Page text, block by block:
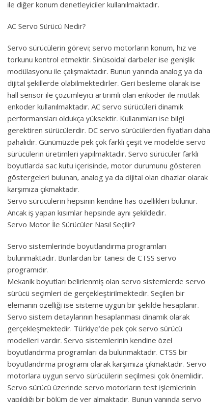
ile diğer konum denetleyiciler kullanılmaktadır.
AC Servo Sürücü Nedir?
Servo sürücülerin görevi; servo motorların konum, hız ve
torkunu kontrol etmektir. Sinüsoidal darbeler ise genişlik
modülasyonu ile çalışmaktadır. Bunun yanında analog ya da
dijital şekillerde olabilmektedirler. Geri besleme olarak ise
hall sensör ile çözümleyici artırımlı olan enkoder ile mutlak
enkoder kullanılmaktadır. AC servo sürücüleri dinamik
performansları oldukça yüksektir. Kullanımları ise bilgi
gerektiren sürücülerdir. DC servo sürücülerden fiyatları daha
pahalıdır. Günümüzde pek çok farklı çeşit ve modelde servo
sürücülerin üretimleri yapılmaktadır. Servo sürücüler farklı
boyutlarda sac kutu içerisinde, motor durumunu gösteren
göstergeleri bulunan, analog ya da dijital olan cihazlar olarak
karşımıza çıkmaktadır.
Servo sürücülerin hepsinin kendine has özellikleri bulunur.
Ancak iş yapan kısımlar hepsinde aynı şekildedir.
Servo Motor İle Sürücüler Nasıl Seçilir?
Servo sistemlerinde boyutlandırma programları
bulunmaktadır. Bunlardan bir tanesi de CTSS servo
programıdır.
Mekanik boyutları belirlenmiş olan servo sistemlerde servo
sürücü seçimleri de gerçekleştirilmektedir. Seçilen bir
elemanın özelliği ise sisteme uygun bir şekilde hesaplanır.
Servo sistem detaylarının hesaplanması dinamik olarak
gerçekleşmektedir. Türkiye’de pek çok servo sürücü
modelleri vardır. Servo sistemlerinin kendine özel
boyutlandırma programları da bulunmaktadır. CTSS bir
boyutlandırma programı olarak karşımıza çıkmaktadır. Servo
motorlara uygun servo sürücülerin seçilmesi çok önemlidir.
Servo sürücü üzerinde servo motorların test işlemlerinin
yapıldığı bir bölüm de yer almaktadır. Bunun yanında servo